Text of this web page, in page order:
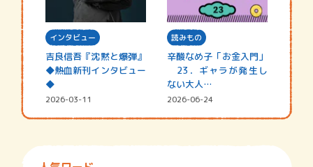
インタビュー
吉良信吾『沈黙と爆弾』
◆熱血新刊インタビュー
◆
2026-03-11
読みもの
辛酸なめ子「お金入門」
23．ギャラが発生し
ない大人…
2026-06-24